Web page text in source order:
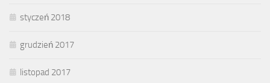
styczeń 2018
grudzień 2017
listopad 2017